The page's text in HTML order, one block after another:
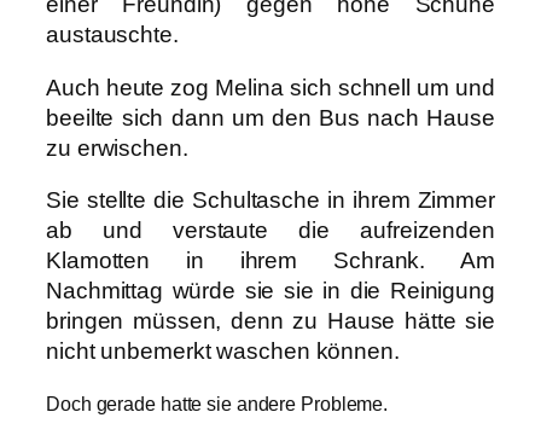
austauschte.
Auch heute zog Melina sich schnell um und
beeilte sich dann um den Bus nach Hause
zu erwischen.
Sie stellte die Schultasche in ihrem Zimmer
ab und verstaute die aufreizenden
Klamotten in ihrem Schrank. Am
Nachmittag würde sie sie in die Reinigung
bringen müssen, denn zu Hause hätte sie
nicht unbemerkt waschen können.
Doch gerade hatte sie andere Probleme.